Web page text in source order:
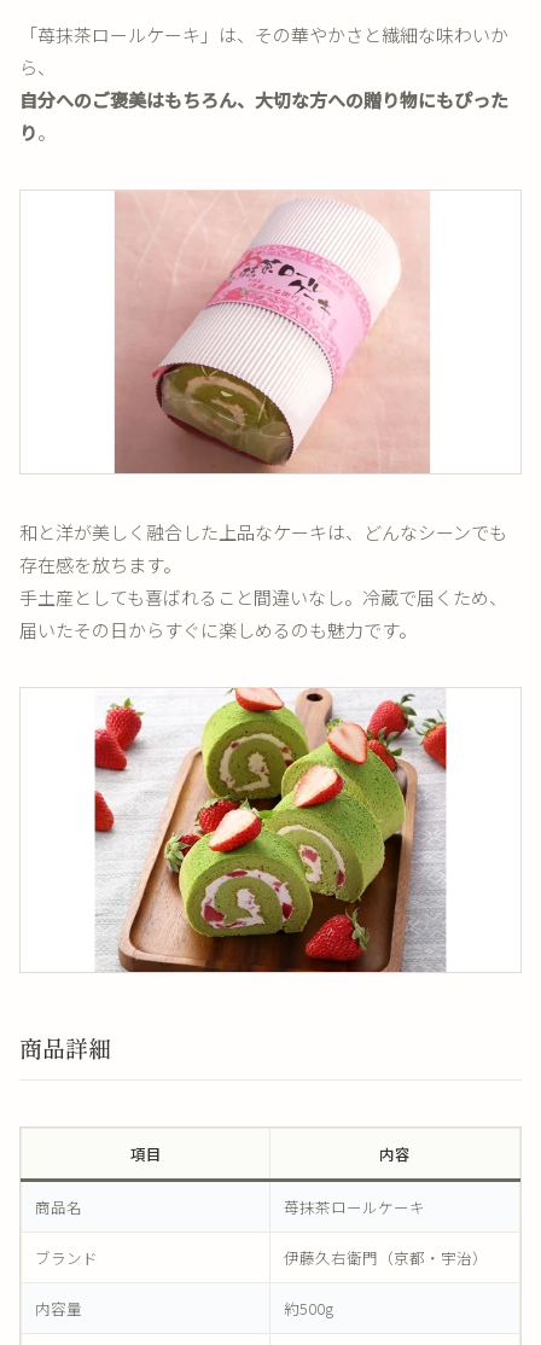
「苺抹茶ロールケーキ」は、その華やかさと繊細な味わいか
ら、
自分へのご褒美はもちろん、大切な方への贈り物にもぴった
り。
和と洋が美しく融合した上品なケーキは、どんなシーンでも
存在感を放ちます。
手土産としても喜ばれること間違いなし。冷蔵で届くため、
届いたその日からすぐに楽しめるのも魅力です。
商品詳細
項目 内容
商品名 苺抹茶ロールケーキ
ブランド 伊藤久右衛門（京都・宇治）
内容量 約500g